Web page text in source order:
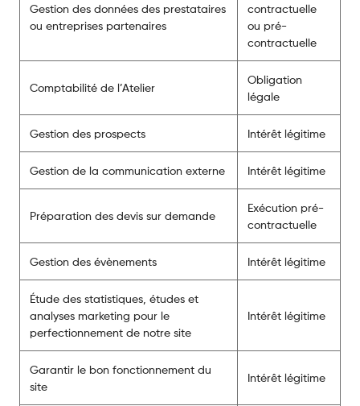
Gestion des données des prestataires
ou entreprises partenaires
contractuelle
ou pré-
contractuelle
Comptabilité de l’Atelier
Obligation
légale
Gestion des prospects Intérêt légitime
Gestion de la communication externe Intérêt légitime
Préparation des devis sur demande
Exécution pré-
contractuelle
Gestion des évènements Intérêt légitime
Étude des statistiques, études et
analyses marketing pour le
perfectionnement de notre site
Intérêt légitime
Garantir le bon fonctionnement du
site
Intérêt légitime